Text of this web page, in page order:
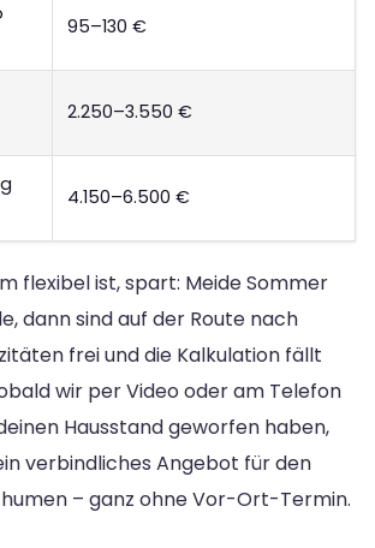
95–130 €
2.250–3.550 €
4.150–6.500 €
flexibel ist, spart: Meide Sommer
dann sind auf der Route nach
frei und die Kalkulation fällt
wir per Video oder am Telefon
Hausstand geworfen haben,
verbindliches Angebot für den
– ganz ohne Vor-Ort-Termin.